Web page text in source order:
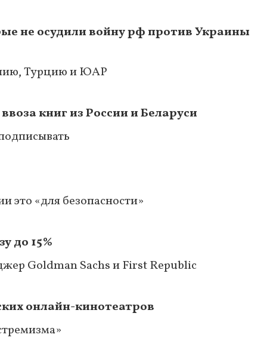
не осудили войну рф против Украины
Турцию и ЮАР
книг из России и Беларуси
это «для безопасности»
до 15%
Goldman Sachs и First Republic
онлайн-кинотеатров